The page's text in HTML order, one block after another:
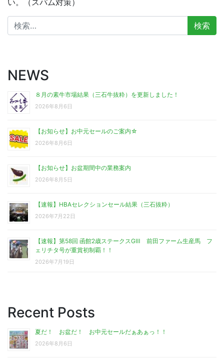
検
索:
NEWS
８月の素牛市場結果（三石牛抜粋）を更新しました！
2026年8月6日
【お知らせ】お中元セールのご案内☆
2026年8月6日
【お知らせ】お盆期間中の業務案内
2026年8月5日
【速報】HBAセレクションセール結果（三石抜粋）
2026年7月22日
【速報】第58回 函館2歳ステークスGⅢ 前田ファーム生産馬 フ
ェリチタ号が重賞初制覇！！
2026年7月19日
Recent Posts
夏だ！ お盆だ！ お中元セールだぁあぁっ！！
2026年8月6日